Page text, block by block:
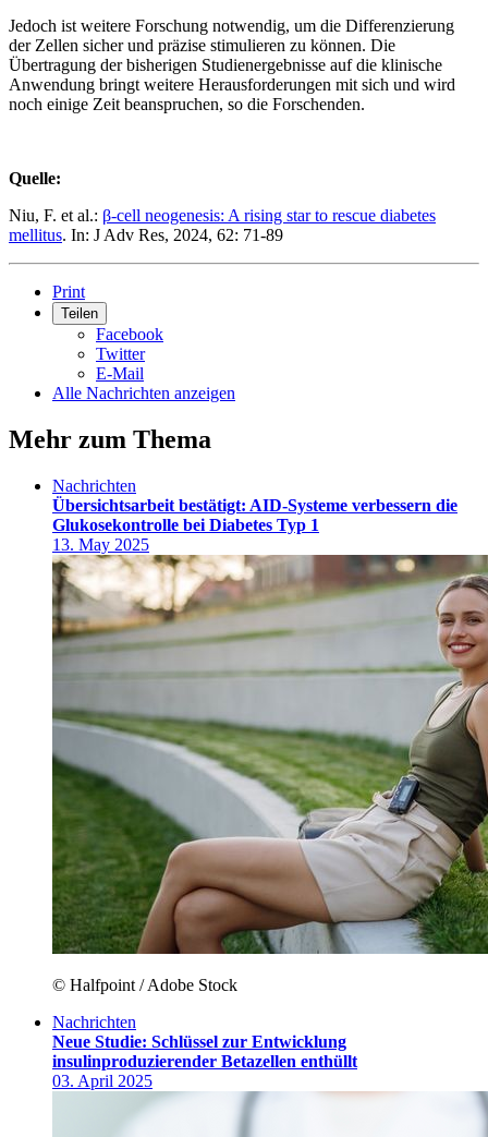
Jedoch ist weitere Forschung notwendig, um die Differenzierung
der Zellen sicher und präzise stimulieren zu können. Die
Übertragung der bisherigen Studienergebnisse auf die klinische
Anwendung bringt weitere Herausforderungen mit sich und wird
noch einige Zeit beanspruchen, so die Forschenden.
Quelle:
Niu, F. et al.: β-cell neogenesis: A rising star to rescue diabetes
mellitus. In: J Adv Res, 2024, 62: 71-89
Print
Teilen
Facebook
Twitter
E-Mail
Alle Nachrichten anzeigen
Mehr zum Thema
Nachrichten
Übersichtsarbeit bestätigt: AID-Systeme verbessern die
Glukosekontrolle bei Diabetes Typ 1
13. May 2025
© Halfpoint / Adobe Stock
Nachrichten
Neue Studie: Schlüssel zur Entwicklung
insulinproduzierender Betazellen enthüllt
03. April 2025